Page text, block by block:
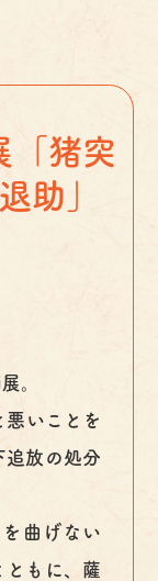
「猪突
助」
。
悪いことを
追放の処分
曲げない
ともに、薩